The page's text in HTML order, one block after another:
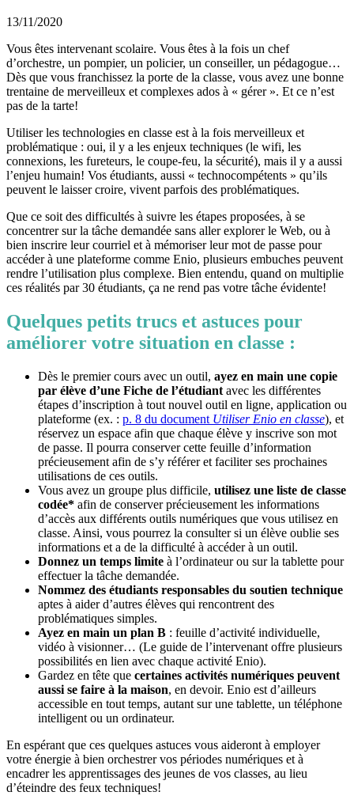
13/11/2020
Vous êtes intervenant scolaire. Vous êtes à la fois un chef
d’orchestre, un pompier, un policier, un conseiller, un pédagogue…
Dès que vous franchissez la porte de la classe, vous avez une bonne
trentaine de merveilleux et complexes ados à « gérer ». Et ce n’est
pas de la tarte!
Utiliser les technologies en classe est à la fois merveilleux et
problématique : oui, il y a les enjeux techniques (le wifi, les
connexions, les fureteurs, le coupe-feu, la sécurité), mais il y a aussi
l’enjeu humain! Vos étudiants, aussi « technocompétents » qu’ils
peuvent le laisser croire, vivent parfois des problématiques.
Que ce soit des difficultés à suivre les étapes proposées, à se
concentrer sur la tâche demandée sans aller explorer le Web, ou à
bien inscrire leur courriel et à mémoriser leur mot de passe pour
accéder à une plateforme comme Enio, plusieurs embuches peuvent
rendre l’utilisation plus complexe. Bien entendu, quand on multiplie
ces réalités par 30 étudiants, ça ne rend pas votre tâche évidente!
Quelques petits trucs et astuces pour
améliorer votre situation en classe :
Dès le premier cours avec un outil, ayez en main une copie
par élève d’une Fiche de l’étudiant avec les différentes
étapes d’inscription à tout nouvel outil en ligne, application ou
plateforme (ex. : p. 8 du document Utiliser Enio en classe), et
réservez un espace afin que chaque élève y inscrive son mot
de passe. Il pourra conserver cette feuille d’information
précieusement afin de s’y référer et faciliter ses prochaines
utilisations de ces outils.
Vous avez un groupe plus difficile, utilisez une liste de classe
codée* afin de conserver précieusement les informations
d’accès aux différents outils numériques que vous utilisez en
classe. Ainsi, vous pourrez la consulter si un élève oublie ses
informations et a de la difficulté à accéder à un outil.
Donnez un temps limite à l’ordinateur ou sur la tablette pour
effectuer la tâche demandée.
Nommez des étudiants responsables du soutien technique
aptes à aider d’autres élèves qui rencontrent des
problématiques simples.
Ayez en main un plan B : feuille d’activité individuelle,
vidéo à visionner… (Le guide de l’intervenant offre plusieurs
possibilités en lien avec chaque activité Enio).
Gardez en tête que certaines activités numériques peuvent
aussi se faire à la maison, en devoir. Enio est d’ailleurs
accessible en tout temps, autant sur une tablette, un téléphone
intelligent ou un ordinateur.
En espérant que ces quelques astuces vous aideront à employer
votre énergie à bien orchestrer vos périodes numériques et à
encadrer les apprentissages des jeunes de vos classes, au lieu
d’éteindre des feux techniques!